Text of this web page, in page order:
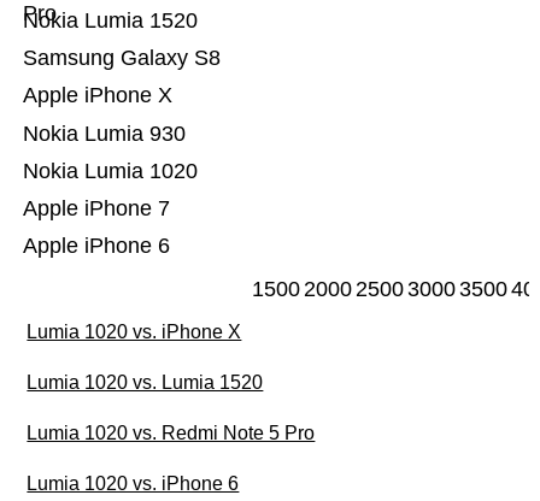
Apple iPhone 6
Apple iPhone 7
Nokia Lumia 1020
Nokia Lumia 930
Apple iPhone X
Samsung Galaxy S8
Nokia Lumia 1520
Pro
15002000250030003500
Lumia 1020 vs. iPhone X
Lumia 1020 vs. Lumia 1520
Lumia 1020 vs. Redmi Note 5 Pro
Lumia 1020 vs. iPhone 6